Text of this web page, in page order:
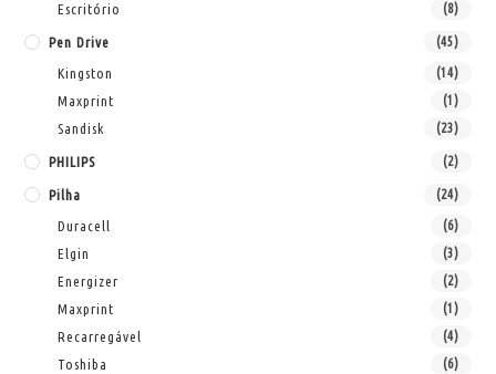
Escritório (8)
Pen Drive (45)
Kingston (14)
Maxprint (1)
Sandisk (23)
PHILIPS (2)
Pilha (24)
Duracell (6)
Elgin (3)
Energizer (2)
Maxprint (1)
Recarregável (4)
Toshiba (6)